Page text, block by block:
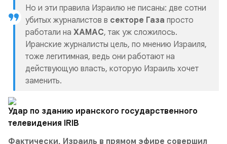
Но и эти правила Израилю не писаны: две сотни
убитых журналистов в секторе Газа просто
работали на ХАМАС, так уж сложилось.
Иранские журналисты цель, по мнению Израиля,
тоже легитимная, ведь они работают на
действующую власть, которую Израиль хочет
заменить.
Удар по зданию иранского государственного
телевидения IRIB
Фактически, Израиль в прямом эфире совершил